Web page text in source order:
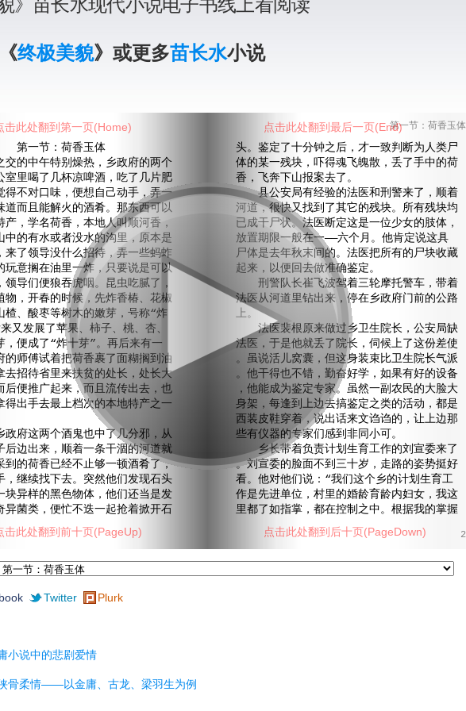
》苗长水现代小说电子书线上看阅读
终极美貌》或更多苗长水小说
第一节：荷香玉体
：荷香玉体
的中午特别燥热，乡政府的两个
室里喝了几杯凉啤酒，吃了几片肥
得不对口味，便想自己动手，弄一
道而且能解火的酒肴。那东西可以
产，学名荷香，本地人叫顺河香，
中的有水或者没水的沟里，原本是
来了领导没什么招待，弄一些蚂蚱
玩意搁在油里一炸，只要说是可以
领导们便狼吞虎咽。昆虫吃腻了，
物，开春的时候，先炸香椿、花椒
楂、酸枣等树木的嫩芽，号称“炸
又发展了苹果、柿子、桃、杏、
，便成了“炸十芽”。再后来有一
的师傅试着把荷香裹了面糊搁到油
去招待省里来扶贫的处长，处长大
后便推广起来，而且流传出去，也
得出手去最上档次的本地特产之一
府这两个酒鬼也中了几分邪，从
后边出来，顺着一条干涸的河道就
到的荷香已经不止够一顿酒肴了，
，继续找下去。突然他们发现石头
块异样的黑色物体，他们还当是发
异菌类，便忙不迭一起抢着掀开石
头。鉴定了十分钟之后，才一致判断为人类尸
体的某一残块，吓得魂飞魄散，丢了手中的荷
香，飞奔下山报案去了。
县公安局有经验的法医和刑警来了，顺着
河道，很快又找到了其它的残块。所有残块均
已成干尸状。法医断定这是一位少女的肢体，
放置期限一般在一——六个月。他肯定说这具
尸体是去年秋末间的。法医把所有的尸块收藏
起来，以便回去做准确鉴定。
刑警队长崔飞波驾着三轮摩托警车，带着
法医从河道里钻出来，停在乡政府门前的公路
上。
法医裴根原来做过乡卫生院长，公安局缺
法医，于是他就丢了院长，伺候上了这份差使
。虽说活儿窝囊，但这身装束比卫生院长气派
。他干得也不错，勤奋好学，如果有好的设备
，他能成为鉴定专家。虽然一副农民的大脸大
身架，每逢到上边去搞鉴定之类的活动，都是
西装皮鞋穿着，说出话来文诌诌的，让上边那
些有仪器的专家们感到非同小可。
乡长带着负责计划生育工作的刘宣委来了
。刘宣委的脸面不到三十岁，走路的姿势挺好
看。他对他们说：“我们这个乡的计划生育工
作是先进单位，村里的婚龄育龄内妇女，我这
里都了如指掌，都在控制之中。根据我的掌握
2
Twitter Plurk
击此处翻到第一页(Home) 点击此处翻到最后一页(End)
击此处翻到前十页(PageUp) 点击此处翻到后十页(PageDown)
小说中的悲剧爱情
骨柔情——以金庸、古龙、梁羽生为例